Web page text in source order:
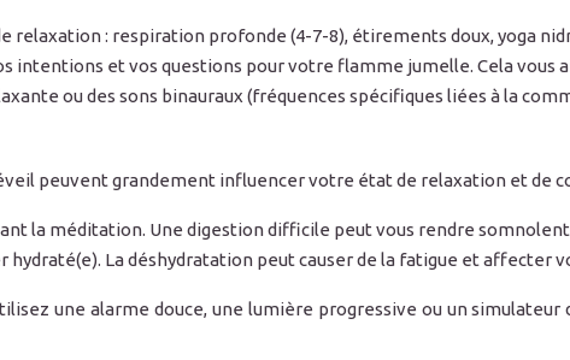
relaxation : respiration profonde (4-7-8), étirements doux, yoga
intentions et vos questions pour votre flamme jumelle. Cela vous
ou des sons binauraux (fréquences spécifiques liées à la
peuvent grandement influencer votre état de relaxation et de
la méditation. Une digestion difficile peut vous rendre
hydraté(e). La déshydratation peut causer de la fatigue et affecter
une alarme douce, une lumière progressive ou un